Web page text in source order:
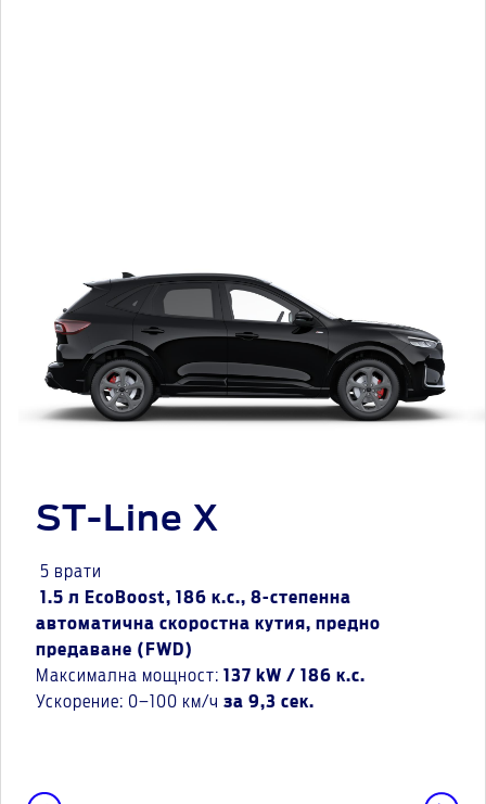
ST-Line X
5 врати
1.5 л EcoBoost, 186 к.с., 8-степенна
автоматична скоростна кутия, предно
предаване (FWD)
Максимална мощност: 137 kW / 186 к.с.
Ускорение: 0–100 км/ч за 9,3 сек.